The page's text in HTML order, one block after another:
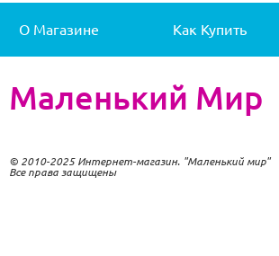
О Магазине Как Купить
Маленький Мир
© 2010-2025 Интернет-магазин. "Маленький мир"
Все права защищены